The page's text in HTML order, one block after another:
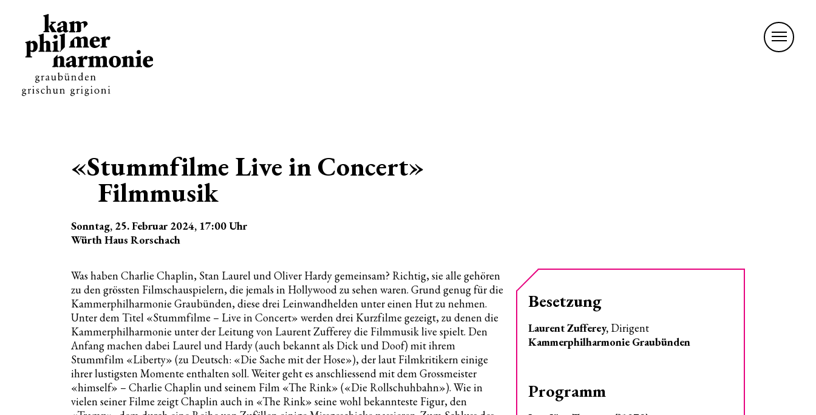
«Stummfilme Live in Concert»
Filmmusik
Sonntag, 25. Februar 2024, 17:00Uhr
Würth Haus Rorschach
Was haben Charlie Chaplin, Stan Laurel und Oliver Hardy gemeinsam? Richtig, sie alle gehören
zu den grössten Filmschauspielern, die jemals in Hollywood zu sehen waren. Grund genug für die
Kammerphilharmonie Graubünden, diese drei Leinwandhelden unter einen Hut zu nehmen.
Unter dem Titel «Stummfilme – Live in Concert» werden drei Kurzfilme gezeigt, zu denen die
Kammerphilharmonie unter der Leitung von Laurent Zufferey die Filmmusik live spielt. Den
Anfang machen dabei Laurel und Hardy (auch bekannt als Dick und Doof) mit ihrem
Stummfilm «Liberty» (zu Deutsch: «Die Sache mit der Hose»), der laut Filmkritikern einige
ihrer lustigsten Momente enthalten soll. Weiter geht es anschliessend mit dem Grossmeister
«himself» – Charlie Chaplin und seinem Film «The Rink» («Die Rollschuhbahn»). Wie in
vielen seiner Filme zeigt Chaplin auch in «The Rink» seine wohl bekannteste Figur, den
Besetzung
Laurent Zufferey, Dirigent
Kammerphilharmonie Graubünden
Programm